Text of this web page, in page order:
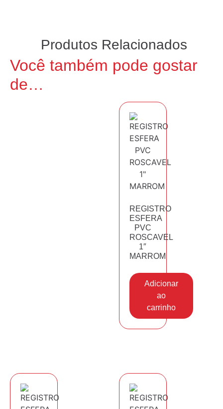
Produtos Relacionados
Você também pode gostar
de…
REGISTRO
ESFERA
PVC
ROSCAVEL
1″
MARROM
Adicionar
ao
carrinho